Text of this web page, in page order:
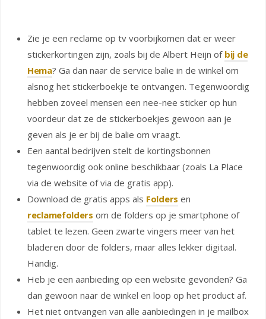
Zie je een reclame op tv voorbijkomen dat er weer
stickerkortingen zijn, zoals bij de Albert Heijn of bij de
Hema? Ga dan naar de service balie in de winkel om
alsnog het stickerboekje te ontvangen. Tegenwoordig
hebben zoveel mensen een nee-nee sticker op hun
voordeur dat ze de stickerboekjes gewoon aan je
geven als je er bij de balie om vraagt.
Een aantal bedrijven stelt de kortingsbonnen
tegenwoordig ook online beschikbaar (zoals La Place
via de website of via de gratis app).
Download de gratis apps als Folders en
reclamefolders om de folders op je smartphone of
tablet te lezen. Geen zwarte vingers meer van het
bladeren door de folders, maar alles lekker digitaal.
Handig.
Heb je een aanbieding op een website gevonden? Ga
dan gewoon naar de winkel en loop op het product af.
Het niet ontvangen van alle aanbiedingen in je mailbox